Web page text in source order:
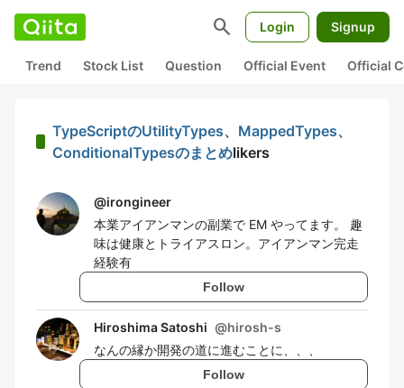
search Login Signup
Trend Stock List Question Official Event Official
TypeScriptのUtilityTypes、MappedTypes、
ConditionalTypesのまとめlikers
@irongineer
本業アイアンマンの副業で EM やってます。 趣
味は健康とトライアスロン。アイアンマン完走
経験有
Follow
Hiroshima Satoshi @hirosh-s
なんの縁か開発の道に進むことに、、、
Follow